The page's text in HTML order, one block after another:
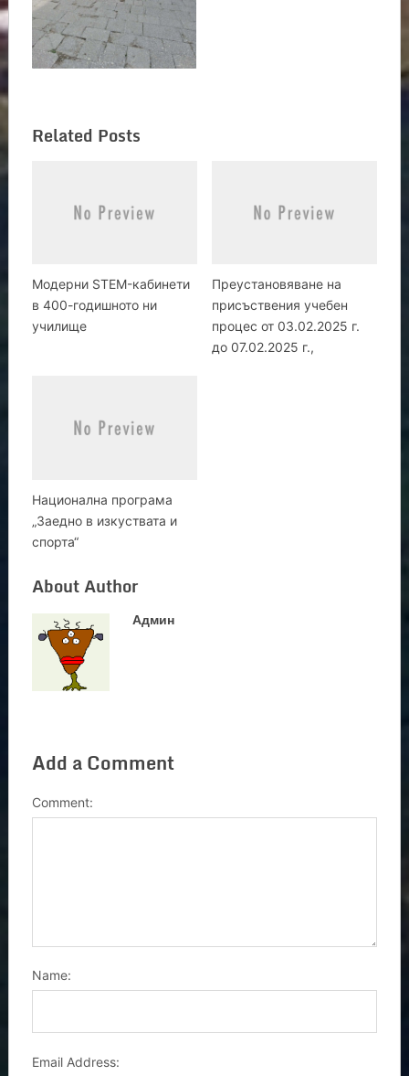
Related Posts
Модерни STEM-кабинети
в 400-годишното ни
училище
Преустановяване на
присъствения учебен
процес от 03.02.2025 г.
до 07.02.2025 г.,
Национална програма
„Заедно в изкуствата и
спорта“
About Author
Админ
Add a Comment
Comment:
Name:
Email Address: